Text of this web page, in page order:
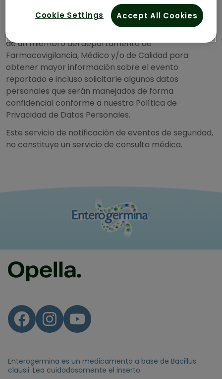
. (la “Compañía”), con domicilio en Ciudad de Quito,
de un miembro del departamento de
Farmacovigilancia, Médico y/o de Calidad para
obtener mayor información sobre el evento
reportado e incluso solicitarle algunos datos
personales que serán manejados de forma
confidencial conforme a nuestra Política de
Privacidad de Datos Personales.
Este servicio de notificación de eventos de seguridad,
no constituye un servicio de consulta médica.
Enterogermina es un medicamento a base de Bacillus
clausii. Lea cuidadosamente el inserto.
Cookie Settings Accept All Cookies